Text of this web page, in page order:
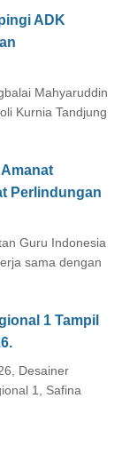
ADK
Mahyaruddin
Kurnia Tandjung
Perlindungan
Guru Indonesia
sama dengan
1 Tampil
Desainer
1, Safina